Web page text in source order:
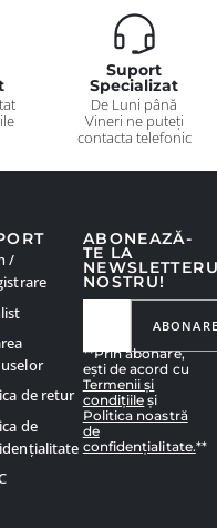
Suport
Specializat
De Luni până
Vineri ne puteți
contacta telefonic
ABONEAZĂ-
TE LA
NOSTRU!
**Prin abonare,
ești de acord cu
Termenii și
condițiile și
Politica noastră
de
confidențialitate.**
/
de retur
de